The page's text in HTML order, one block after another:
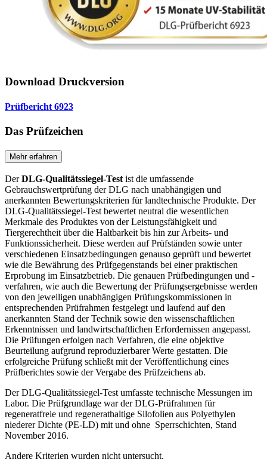
Download Druckversion
Prüfbericht 6923
Das Prüfzeichen
Mehr erfahren
DerDLG-Qualitätssiegel-Test ist die umfassende
Gebrauchswertprüfung der DLG nach unabhängigen und
anerkannten Bewertungskriterien für landtechnische Produkte. Der
DLG-Qualitäts­siegel-Test bewertet neutral die wesentlichen
Merkmale des Produktes von der Leistungsfähigkeit und
Tiergerechtheit über die Haltbarkeit bis hin zur Arbeits- und
Funktionssicherheit. Diese werden auf Prüfständen sowie unter
verschiedenen Einsatzbedingungen genauso geprüft und bewertet
wie die Bewährung des Prüfgegenstands bei einer praktischen
Erprobung im Einsatzbetrieb. Die genauen Prüfbedingungen und -
verfahren, wie auch die Bewertung der Prüfungsergebnisse werden
von den jeweiligen unabhängigen Prüfungskommissionen in
entsprechenden Prüfrahmen festgelegt und laufend auf den
anerkannten Stand der Technik sowie den wissenschaftlichen
Erkenntnissen und landwirtschaftlichen Erfordernissen angepasst.
Die Prüfungen erfolgen nach Verfahren, die eine objektive
Beurteilung aufgrund reproduzierbarer Werte gestatten. Die
erfolgreiche Prüfung schließt mit der Veröffent­lichung eines
Prüfberichtes sowie der Vergabe des Prüfzeichens ab.
Der DLG-Qualitätssiegel-Test umfasste technische Messungen im
Labor. Die Prüfgrundlage war der DLG-Prüfrahmen für
regeneratfreie und regenerathaltige Silofolien aus Polyethylen
niederer Dichte (PE-LD) mit und ohne Sperrschichten, Stand
November 2016.
Andere Kriterien wurden nicht untersucht.